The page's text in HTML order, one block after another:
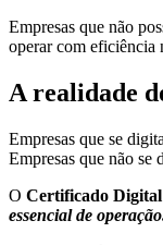
Empresas que não
operar com eficiência
A realidade
Empresas que se
Empresas que não se
O Certificado Digital
essencial de